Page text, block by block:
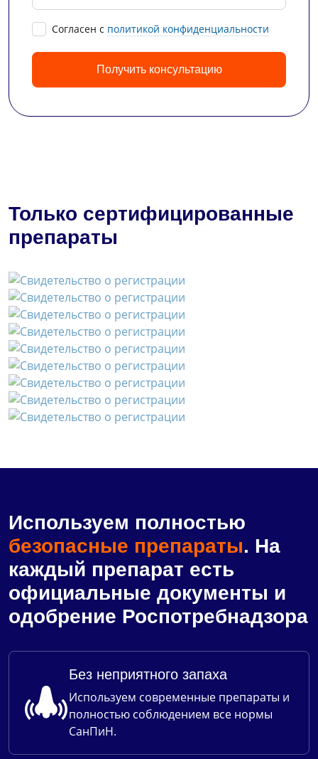
Cогласен с политикой конфиденциальности
Получить консультацию
Только сертифицированные
препараты
Используем полностью
безопасные препараты. На
каждый препарат есть
официальные документы и
одобрение Роспотребнадзора
Без неприятного запаха
Используем современные препараты и
полностью соблюдением все нормы
СанПиН.